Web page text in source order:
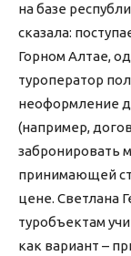
на базе
сказала:
Горном Алтае,
туроператор
неоформление
(например,
забронировать
принимающей
цене. Светлана
туробъектам
как вариант –